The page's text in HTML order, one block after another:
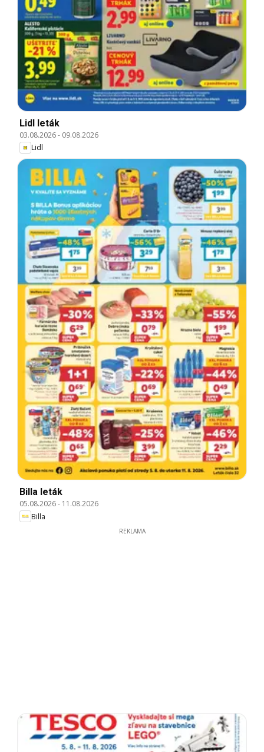
Lidl leták
03.08.2026- 09.08.2026
Lidl
Billa leták
05.08.2026- 11.08.2026
Billa
REKLAMA